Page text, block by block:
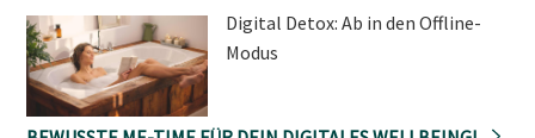
Digital Detox: Ab in den Offline-
Modus